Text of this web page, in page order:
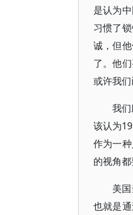
是认为
习惯了
诚，但
了。他
或许我们
我
该认为
作为一
的视角
美
也就是